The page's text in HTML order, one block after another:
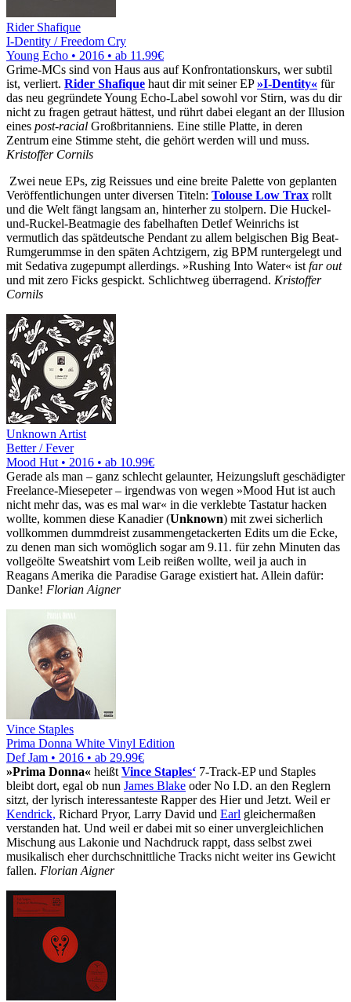
Rider Shafique
I-Dentity / Freedom Cry
Young Echo • 2016 • ab 11.99€
Grime-MCs sind von Haus aus auf Konfrontationskurs, wer subtil
ist, verliert. Rider Shafique haut dir mit seiner EP»I-Dentity« für
das neu gegründete Young Echo-Label sowohl vor Stirn, was du dir
nicht zu fragen getraut hättest, und rührt dabei elegant an der Illusion
eines post-racial Großbritanniens. Eine stille Platte, in deren
Zentrum eine Stimme steht, die gehört werden will und muss.
Kristoffer Cornils
Zwei neue EPs, zig Reissues und eine breite Palette von geplanten
Veröffentlichungen unter diversen Titeln: Tolouse Low Trax rollt
und die Welt fängt langsam an, hinterher zu stolpern. Die Huckel-
und-Ruckel-Beatmagie des fabelhaften Detlef Weinrichs ist
vermutlich das spätdeutsche Pendant zu allem belgischen Big Beat-
Rumgerummse in den späten Achtzigern, zig BPM runtergelegt und
mit Sedativa zugepumpt allerdings. »Rushing Into Water« ist far out
und mit zero Ficks gespickt. Schlichtweg überragend. Kristoffer
Cornils
Unknown Artist
Better / Fever
Mood Hut • 2016 • ab 10.99€
Gerade als man – ganz schlecht gelaunter, Heizungsluft geschädigter
Freelance-Miesepeter – irgendwas von wegen »Mood Hut ist auch
nicht mehr das, was es mal war« in die verklebte Tastatur hacken
wollte, kommen diese Kanadier (Unknown) mit zwei sicherlich
vollkommen dummdreist zusammengetackerten Edits um die Ecke,
zu denen man sich womöglich sogar am 9.11. für zehn Minuten das
vollgeölte Sweatshirt vom Leib reißen wollte, weil ja auch in
Reagans Amerika die Paradise Garage existiert hat. Allein dafür:
Danke! Florian Aigner
Vince Staples
Prima Donna White Vinyl Edition
Def Jam • 2016 • ab 29.99€
»Prima Donna« heißt Vince Staples‘ 7-Track-EP und Staples
bleibt dort, egal ob nun James Blake oder No I.D. an den Reglern
sitzt, der lyrisch interessanteste Rapper des Hier und Jetzt. Weil er
Kendrick, Richard Pryor, Larry David und Earl gleichermaßen
verstanden hat. Und weil er dabei mit so einer unvergleichlichen
Mischung aus Lakonie und Nachdruck rappt, dass selbst zwei
musikalisch eher durchschnittliche Tracks nicht weiter ins Gewicht
fallen. Florian Aigner